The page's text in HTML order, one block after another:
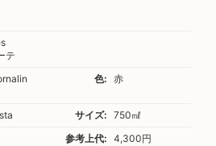
テ
色: 赤
サイズ:
750㎖
参考上代:
4,300円